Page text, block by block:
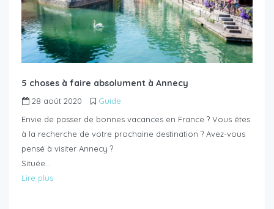
5 choses à faire absolument à Annecy
28 août 2020
Guide
Envie de passer de bonnes vacances en France ? Vous êtes
à la recherche de votre prochaine destination ? Avez-vous
pensé à visiter Annecy ?
Située…
Lire plus